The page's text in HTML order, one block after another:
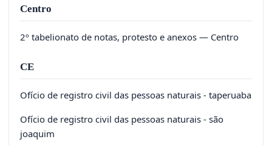
Centro
2º tabelionato de notas, protesto e anexos — Centro
CE
Ofício de registro civil das pessoas naturais - taperuaba
Ofício de registro civil das pessoas naturais - são
joaquim